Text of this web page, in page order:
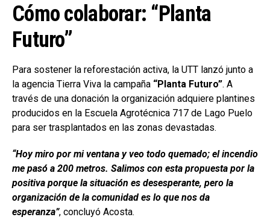
Cómo colaborar: “Planta
Futuro”
Para sostener la reforestación activa, la UTT lanzó junto a
la agencia Tierra Viva la campaña “Planta Futuro”. A
través de una donación la organización adquiere plantines
producidos en la Escuela Agrotécnica 717 de Lago Puelo
para ser trasplantados en las zonas devastadas.
“Hoy miro por mi ventana y veo todo quemado; el incendio
me pasó a 200 metros. Salimos con esta propuesta por la
positiva porque la situación es desesperante, pero la
organización de la comunidad es lo que nos da
esperanza”, concluyó Acosta.